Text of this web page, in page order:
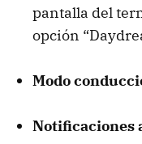
pantalla del
opción
Modo
Notificaciones